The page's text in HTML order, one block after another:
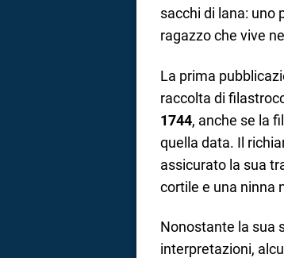
sacchi di lana: uno
ragazzo che vive
La prima
raccolta di
1744, anche se la
quella data. Il
assicurato la sua
cortile e una ninna
Nonostante la sua
interpretazioni,